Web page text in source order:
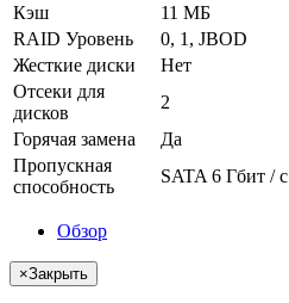
Кэш
11 МБ
RAID Уровень
0, 1, JBOD
Жесткие диски
Нет
Отсеки для
дисков
2
Горячая замена
Да
Пропускная
способность
SATA 6 Гбит / с
Обзор
×Закрыть